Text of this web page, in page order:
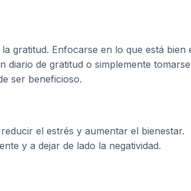
gratitud. Enfocarse en lo que está bien
diario de gratitud o simplemente
ser beneficioso.
el estrés y aumentar el bienestar.
y a dejar de lado la negatividad.